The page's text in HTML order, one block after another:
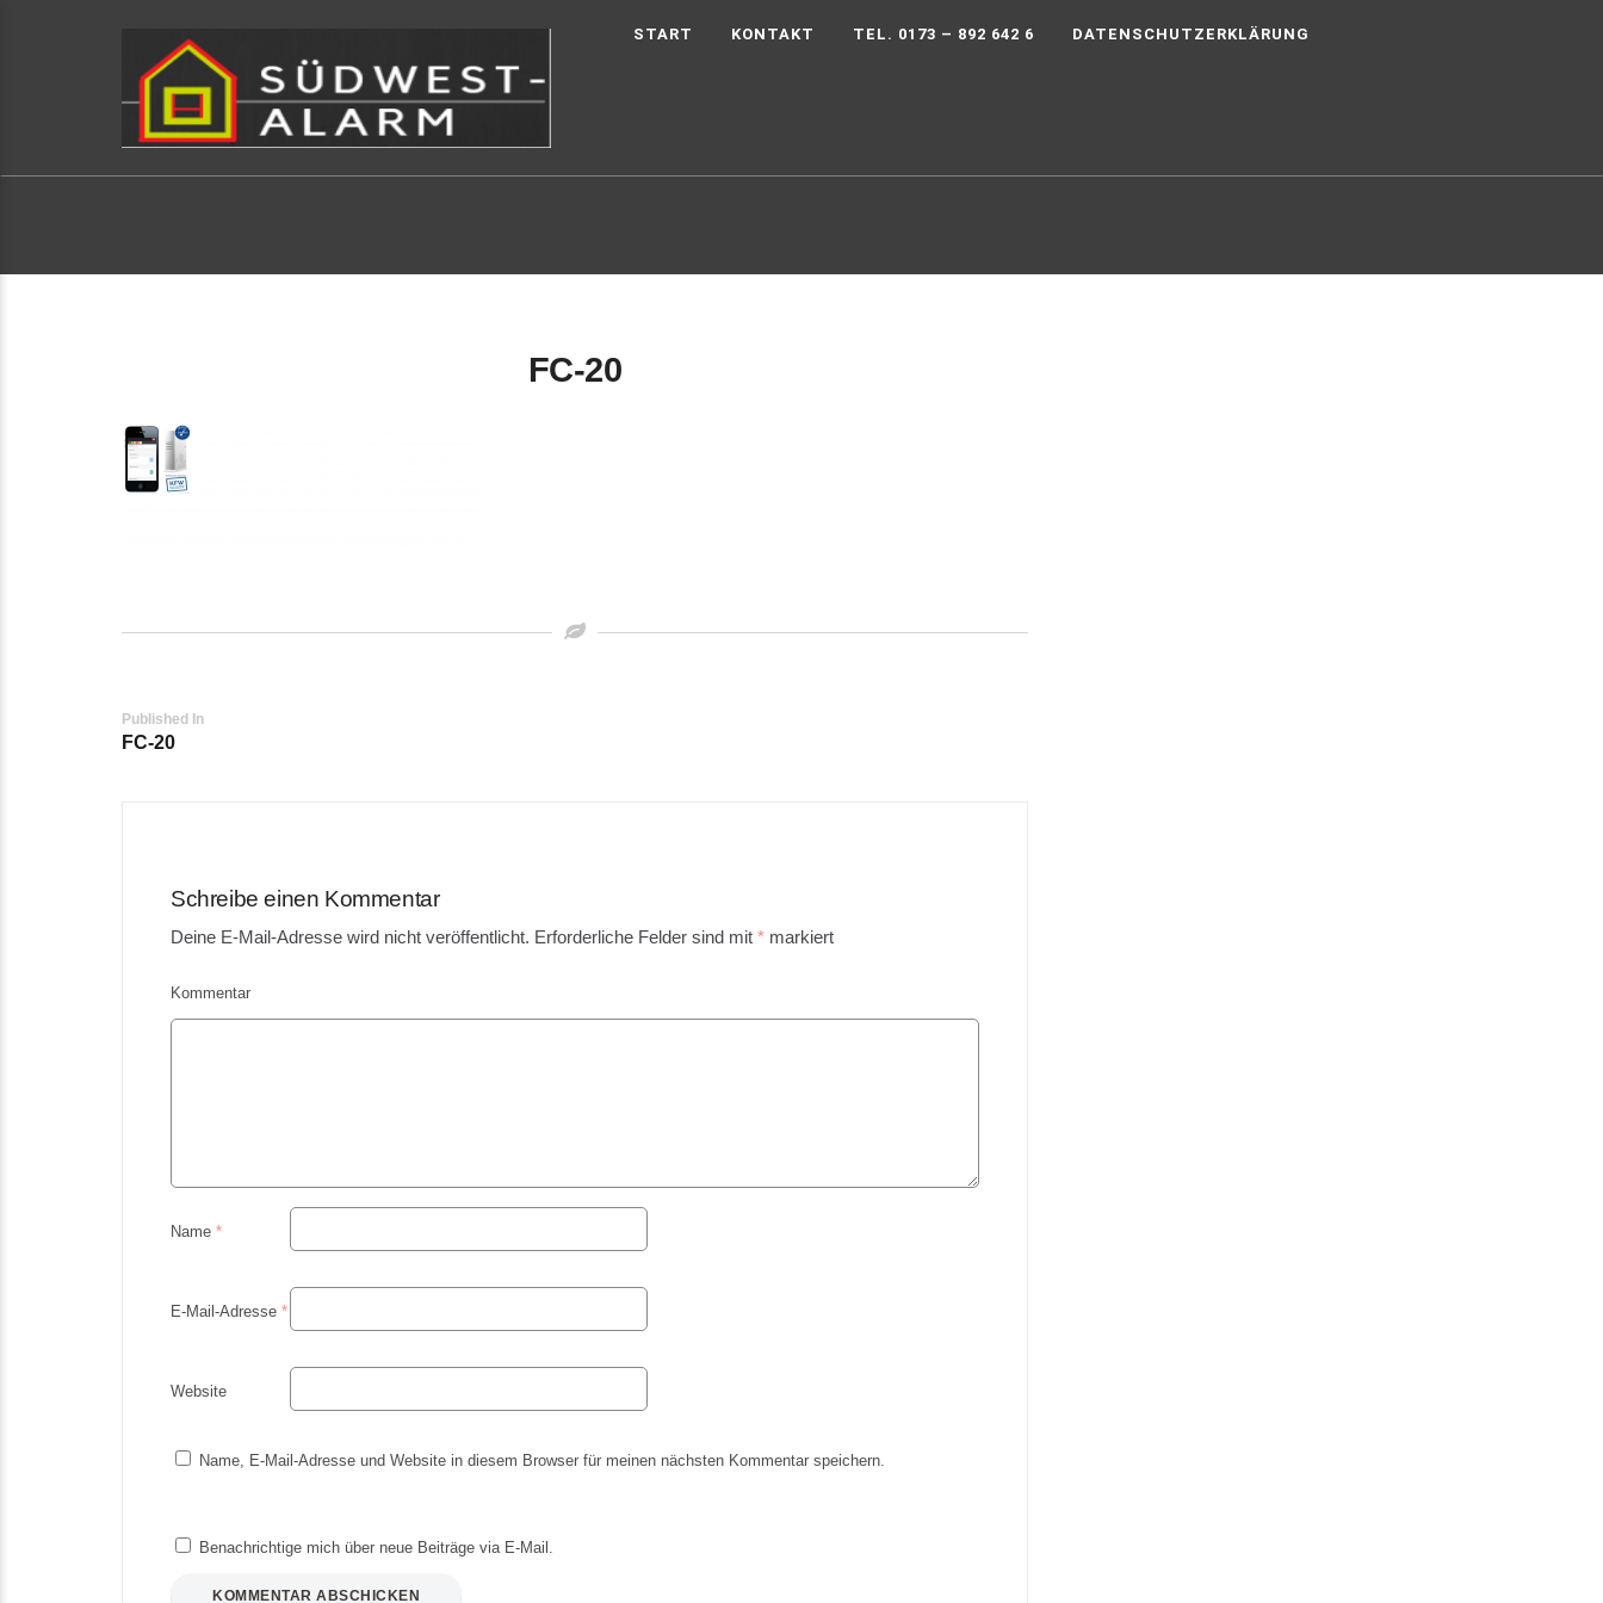
START KONTAKT TEL. 0173 – 892 642 6 DATENSCHUTZERKLÄRUNG
FC-20
Post
navigation
Published In
FC-20
Schreibe einen Kommentar
Deine E-Mail-Adresse wird nicht veröffentlicht. Erforderliche Felder sind mit * markiert
Kommentar
Name *
E-Mail-Adresse *
Website
Name, E-Mail-Adresse und Website in diesem Browser für meinen nächsten Kommentar speichern.
Benachrichtige mich über neue Beiträge via E-Mail.